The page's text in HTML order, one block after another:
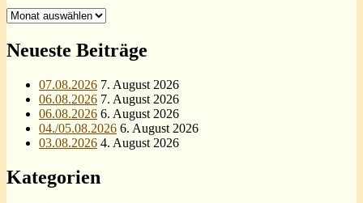
Archiv
Neueste Beiträge
07.08.2026 7. August 2026
06.08.2026 7. August 2026
06.08.2026 6. August 2026
04./05.08.2026 6. August 2026
03.08.2026 4. August 2026
Kategorien